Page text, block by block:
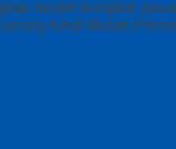
model bongkar
Kecil Murah